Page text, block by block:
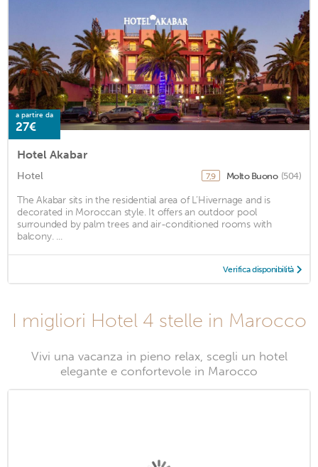
a partire da
27€
Hotel Akabar
Hotel 7,9 Molto Buono (504)
The Akabar sits in the residential area of L’Hivernage and is
decorated in Moroccan style. It offers an outdoor pool
surrounded by palm trees and air-conditioned rooms with
balcony. ...
Verifica disponibilità
I migliori Hotel 4 stelle in Marocco
Vivi una vacanza in pieno relax, scegli un hotel
elegante e confortevole in Marocco